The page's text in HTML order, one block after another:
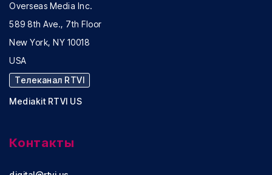
Overseas Media Inc.
589 8th Ave., 7th Floor
New York, NY 10018
USA
Телеканал RTVI
Mediakit RTVI US
Контакты